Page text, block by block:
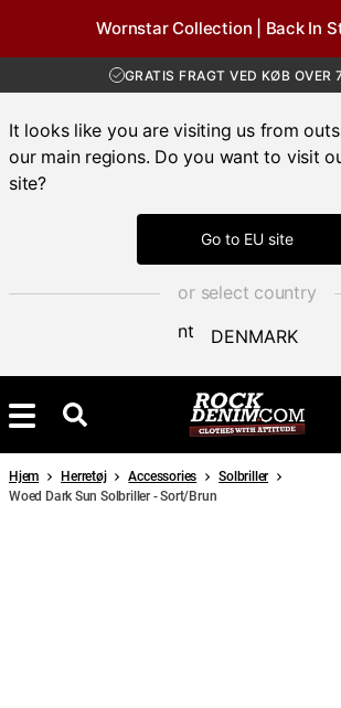
Wornstar Collection | Back In
30 DAGES ÅBENT KØB
GRATIS FRAGT VED KØB OVER
It looks like you are visiting us from
our main regions. Do you want to visit
site?
Go to EU site
or select country
DENMARK
Hjem Herretøj Accessories
Solbriller
Woed Dark Sun Solbriller - Sort/Brun